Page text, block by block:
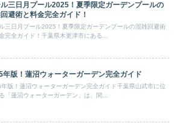
ル三日月プール2025！夏季限定ガーデンプールの
避術と料金完全ガイド！
三日月プール2025！夏季限定ガーデンプールの混雑回避術
完全ガイド！千葉県木更津市にある...
年版！蓮沼ウォーターガーデン完全ガイド
版！蓮沼ウォーターガーデン完全ガイド千葉県山武市に位
「蓮沼ウォーターガーデン」は、関...